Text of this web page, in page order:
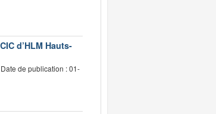
d’HLM Hauts-
Date de publication : 01-